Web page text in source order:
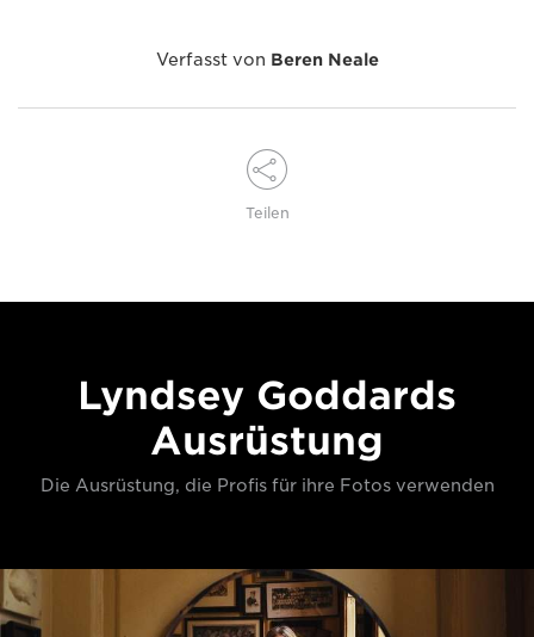
Verfasst von Beren Neale
Teilen
Lyndsey Goddards
Ausrüstung
Die Ausrüstung, die Profis für ihre Fotos verwenden